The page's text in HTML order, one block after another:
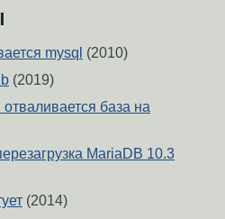
mysql (2010)
(2019)
база на
MariaDB 10.3
(2014)